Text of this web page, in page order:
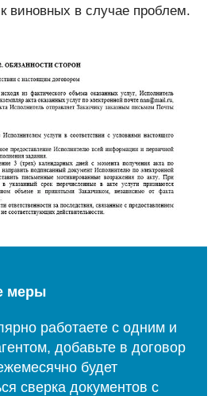
виновных в случае проблем.
меры
работаете с одним и
добавьте в договор
будет
сверка документов с